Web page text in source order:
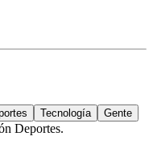
Tecnología Gente
Deportes.